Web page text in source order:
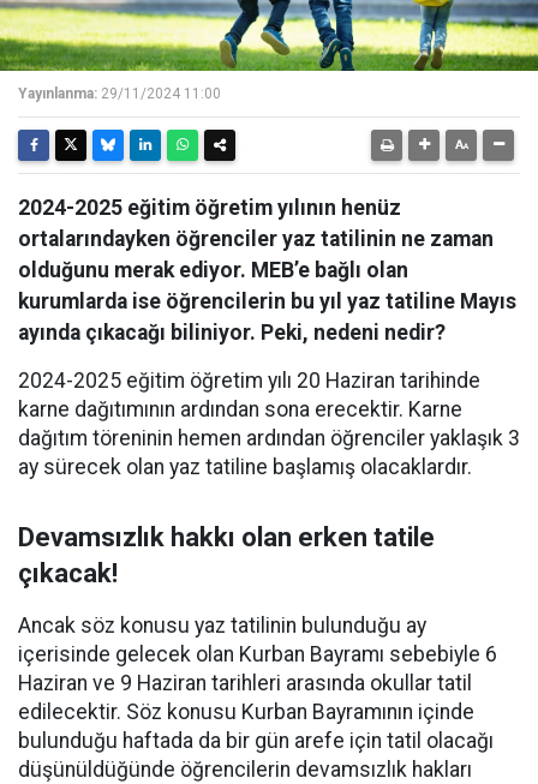
Yayınlanma: 29/11/2024 11:00
2024-2025 eğitim öğretim yılının henüz
ortalarındayken öğrenciler yaz tatilinin ne zaman
olduğunu merak ediyor. MEB’e bağlı olan
kurumlarda ise öğrencilerin bu yıl yaz tatiline Mayıs
ayında çıkacağı biliniyor. Peki, nedeni nedir?
2024-2025 eğitim öğretim yılı 20 Haziran tarihinde
karne dağıtımının ardından sona erecektir. Karne
dağıtım töreninin hemen ardından öğrenciler yaklaşık 3
ay sürecek olan yaz tatiline başlamış olacaklardır.
Devamsızlık hakkı olan erken tatile
çıkacak!
Ancak söz konusu yaz tatilinin bulunduğu ay
içerisinde gelecek olan Kurban Bayramı sebebiyle 6
Haziran ve 9 Haziran tarihleri arasında okullar tatil
edilecektir. Söz konusu Kurban Bayramının içinde
bulunduğu haftada da bir gün arefe için tatil olacağı
düşünüldüğünde öğrencilerin devamsızlık hakları